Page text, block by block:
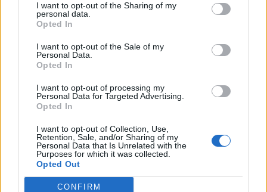
I want to opt-out of the Sharing of my
personal data.
Opted In
I want to opt-out of the Sale of my
Personal Data.
Opted In
I want to opt-out of processing my
Personal Data for Targeted Advertising.
Opted In
I want to opt-out of Collection, Use,
Retention, Sale, and/or Sharing of my
Personal Data that Is Unrelated with the
Purposes for which it was collected.
Opted Out
CONFIRM
Ορνιθολογική Εταιρεία: "Κακή ιδέα" ο φωτισμός
του Κοκκινόβραχου στο Λεωνίδιο
31.07.2026 11:12